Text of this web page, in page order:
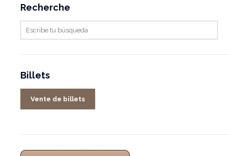
Recherche
Billets
Vente de billets